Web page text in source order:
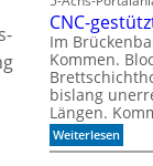
f
ü
r
d
i
e
H
o
l
z
l
c
o
m
e
t
o
F
o
r
CNC-
Im
Kommen.
bislang
Längen.
Weiterlesen:
C